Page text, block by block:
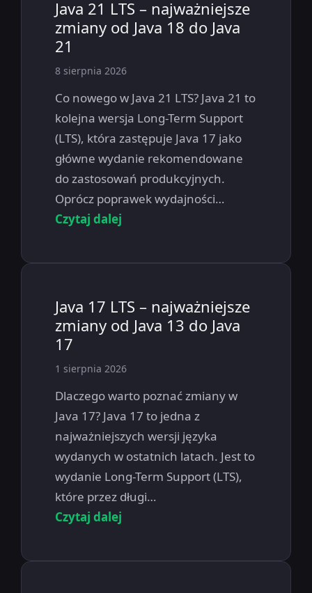
Java 21 LTS – najważniejsze
zmiany od Java 18 do Java
21
8 sierpnia 2026
Co nowego w Java 21 LTS? Java 21 to
kolejna wersja Long-Term Support
(LTS), która zastępuje Java 17 jako
główne wydanie rekomendowane
do zastosowań produkcyjnych.
Oprócz poprawek wydajności…
Czytaj dalej
Java 17 LTS – najważniejsze
zmiany od Java 13 do Java
17
1 sierpnia 2026
Dlaczego warto poznać zmiany w
Java 17? Java 17 to jedna z
najważniejszych wersji języka
wydanych w ostatnich latach. Jest to
wydanie Long-Term Support (LTS),
które przez długi…
Czytaj dalej